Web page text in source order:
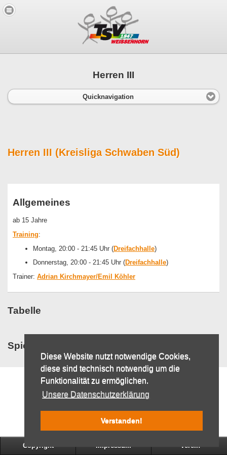
Diese Website nutzt notwendige Cookies,
diese sind technisch notwendig um die
Funktionalität zu ermöglichen.
Unsere Datenschutzerklärung
Verstanden!
Herren III
Quicknavigation
Herren III (Kreisliga Schwaben Süd)
Allgemeines
ab 15 Jahre
Training:
Montag, 20:00 - 21:45 Uhr (Dreifachhalle)
Donnerstag, 20:00 - 21:45 Uhr (Dreifachhalle)
Trainer: Adrian Kirchmayer/Emil Köhler
Tabelle
Spielplan
Copyright Impressum Verein